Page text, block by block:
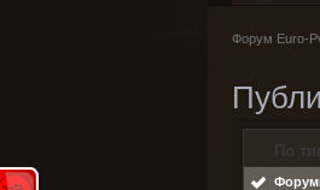
Форум Euro-
По